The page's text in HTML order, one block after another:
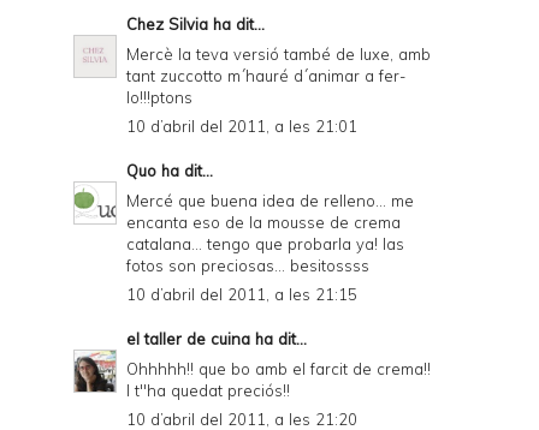
Chez Silvia ha dit...
Mercè la teva versió també de luxe, amb
tant zuccotto m´hauré d´animar a fer-
lo!!!ptons
10 d’abril del 2011, a les 21:01
Quo ha dit...
Mercé que buena idea de relleno... me
encanta eso de la mousse de crema
catalana... tengo que probarla ya! las
fotos son preciosas... besitossss
10 d’abril del 2011, a les 21:15
el taller de cuina ha dit...
Ohhhhh!! que bo amb el farcit de crema!!
I t''ha quedat preciós!!
10 d’abril del 2011, a les 21:20